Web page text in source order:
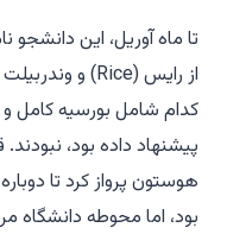
تا ماه آوریل، این
کدام شامل بورسیه کامل
پیشنهاد داده بود،
هوستون پرواز کرد تا
بود، اما محوطه دانشگاه